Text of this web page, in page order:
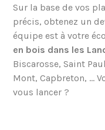
Sur la base de vos
précis, obtenez un
équipe est à votre
en bois dans les
Biscarosse, Saint
Mont, Capbreton, …
vous lancer ?